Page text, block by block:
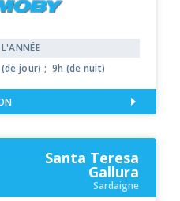
jour) ; 9h (de nuit)
Santa Teresa
Gallura
Sardaigne